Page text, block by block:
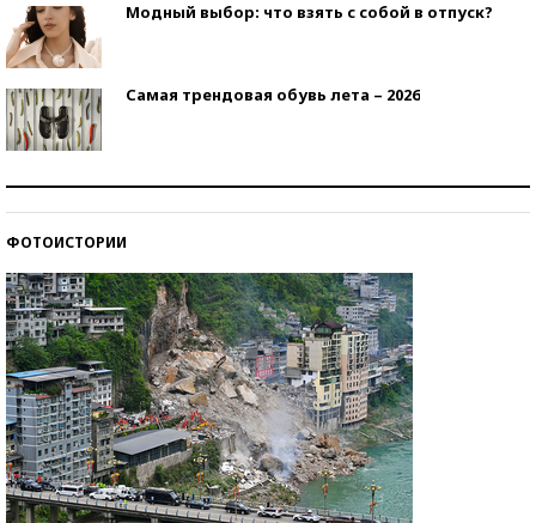
Модный выбор: что взять с собой в отпуск?
Самая трендовая обувь лета – 2026
ФОТОИСТОРИИ